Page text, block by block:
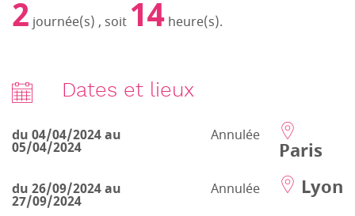
2 journée(s) , soit 14 heure(s).
Dates et lieux
du 04/04/2024 au
05/04/2024
Annulée
Paris
du 26/09/2024 au
27/09/2024
Annulée Lyon